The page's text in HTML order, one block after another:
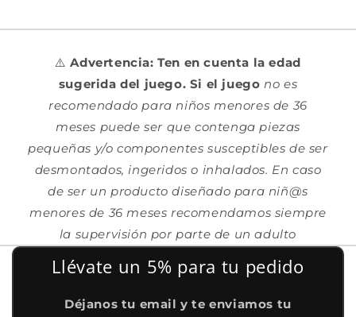
⚠️Advertencia: Ten en cuenta la edad
sugerida del juego. Si el juego no es
recomendado para niños menores de 36
meses puede ser que contenga piezas
pequeñas y/o componentes susceptibles de ser
desmontados, ingeridos o inhalados. En caso
de ser un producto diseñado para niñ@s
menores de 36 meses recomendamos siempre
la supervisión por parte de un adulto
Llévate un 5% para tu pedido
Déjanos tu email y te enviamos tu